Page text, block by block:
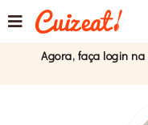
Agora, faça login